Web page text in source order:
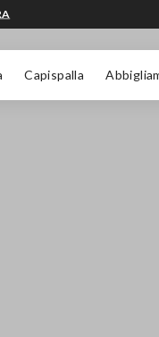
Capispalla